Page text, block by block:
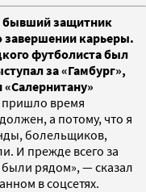
бывший защитник
завершении карьеры.
футболиста был
за «Гамбург»,
«Салернитану»
пришло время
а потому, что я
болельщиков,
И прежде всего за
рядом», — сказал
в соцсетях.